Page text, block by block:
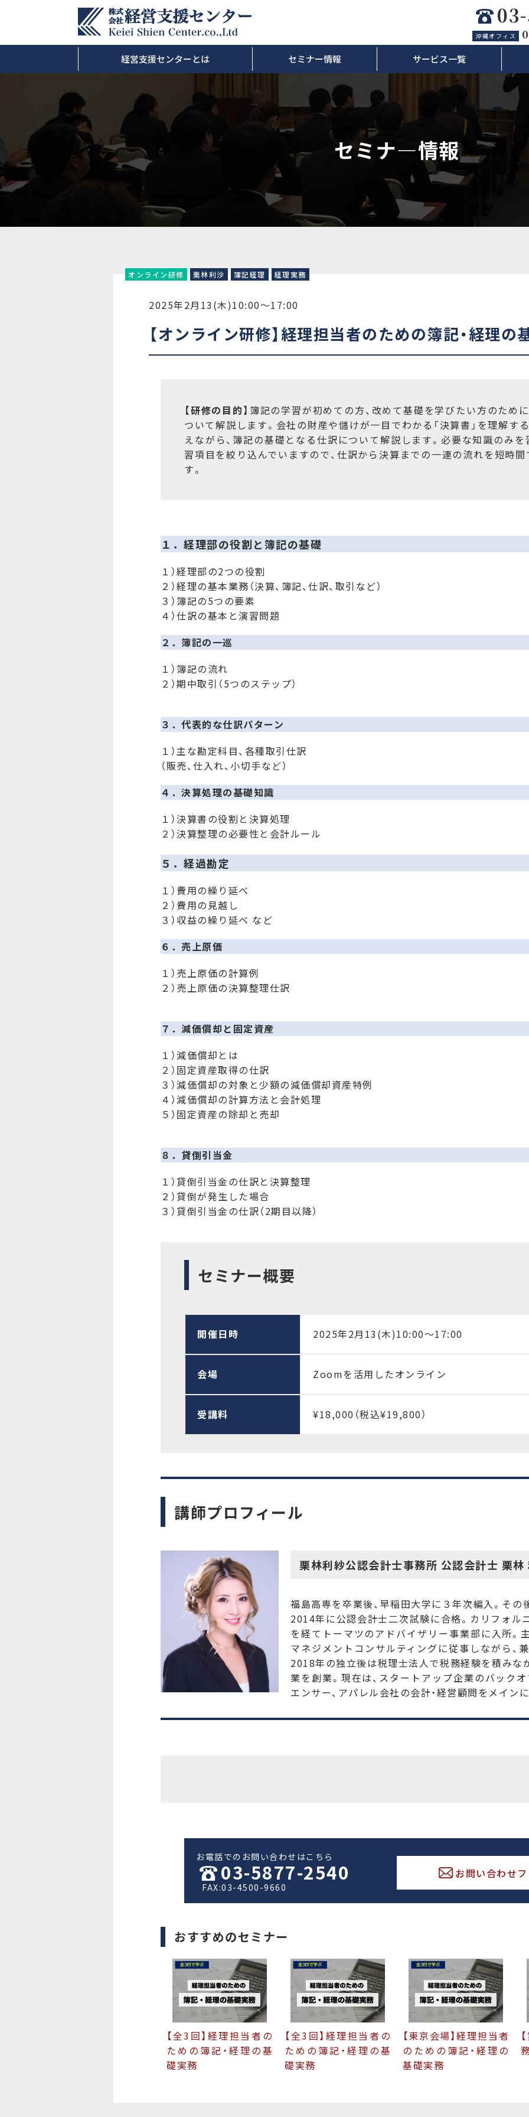
沖縄オフィス
経営支援センターとは セミナー情報 サービス一覧
セミナ―情報
オンライン研修 栗林利沙 簿記経理 経理実務
2025年2月13(木)10:00～17:00
【オンライン研修】経理担当者のための簿記・経理の
【研修の目的】 簿記の学習が初めての方、改めて基礎を学びたい方のため
ついて解説します。会社の財産や儲けが一目でわかる「決算書」を理解す
えながら、簿記の基礎となる仕訳について解説します。必要な知識のみ
習項目を絞り込んでいますので、仕訳から決算までの一連の流れを短時
す。
１．経理部の役割と簿記の基礎
１）経理部の2つの役割
２）経理の基本業務（決算、簿記、仕訳、取引など）
３）簿記の5つの要素
４）仕訳の基本と演習問題
２．簿記の一巡
１）簿記の流れ
２）期中取引（5つのステップ）
３．代表的な仕訳パターン
１）主な勘定科目、各種取引仕訳
（販売、仕入れ、小切手など）
４．決算処理の基礎知識
１）決算書の役割と決算処理
２）決算整理の必要性と会計ルール
５．経過勘定
１）費用の繰り延べ
２）費用の見越し
３）収益の繰り延べ など
６．売上原価
１）売上原価の計算例
２）売上原価の決算整理仕訳
７．減価償却と固定資産
１）減価償却とは
２）固定資産取得の仕訳
３）減価償却の対象と少額の減価償却資産特例
４）減価償却の計算方法と会計処理
５）固定資産の除却と売却
８．貸倒引当金
１）貸倒引当金の仕訳と決算整理
２）貸倒が発生した場合
３）貸倒引当金の仕訳（2期目以降）
セミナー概要
開催日時 2025年2月13(木)10:00～17:00
会場 Zoomを活用したオンライン
受講料 ¥18,000（税込¥19,800）
講師プロフィール
栗林利紗公認会計士事務所 公認会計士 栗林
福島高専を卒業後、早稲田大学に３年次編入。その
2014年に公認会計士二次試験に合格。カリフォル
を経てトーマツのアドバイザリー事業部に入所。
マネジメントコンサルティングに従事しながら、
2018年の独立後は税理士法人で税務経験を積みな
業を創業。現在は、スタートアップ企業のバック
エンサー、アパレル会社の会計・経営顧問をメイン
お電話でのお問い合わせはこちら
03-5877-2540
FAX:03-4500-9660
お問い合わせ
おすすめのセミナー
【全3回】経理担当者の
ための簿記・経理の基
礎実務
【全3回】経理担当者の
ための簿記・経理の基
礎実務
【東京会場】経理担当者
のための簿記・経理の
基礎実務